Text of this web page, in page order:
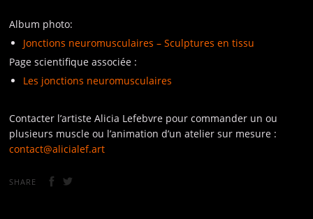
Album photo:
Jonctions neuromusculaires – Sculptures en tissu
Page scientifique associée :
Les jonctions neuromusculaires
Contacter l’artiste Alicia Lefebvre pour commander un ou
plusieurs muscle ou l’animation d’un atelier sur mesure :
contact@alicialef.art
SHARE